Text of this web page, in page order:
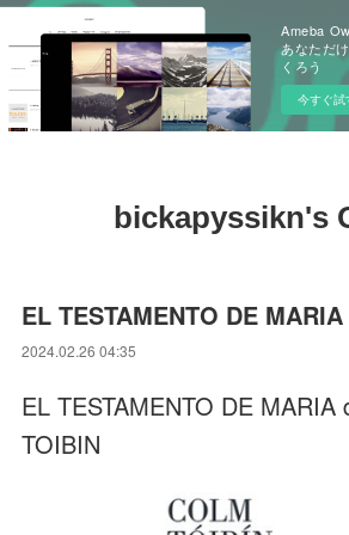
Ameba
あなただ
くろう
今すぐ試
bickapyssikn's
EL TESTAMENTO DE
2024.02.26 04:35
EL TESTAMENTO DE MARIA
TOIBIN